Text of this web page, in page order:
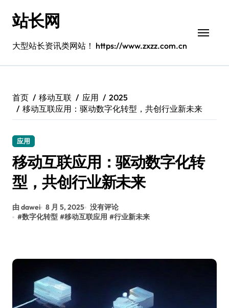
站长网
大型站长资讯类网站！ https://www.zxzz.com.cn
首页 移动互联 应用
2025
移动互联应用：驱动数字化转型，共创行业新未来
应用
移动互联应用：驱动数字化转
型，共创行业新未来
由 dawei 8 月 5, 2025 没有评论
#数字化转型 #移动互联应用 #行业新未来